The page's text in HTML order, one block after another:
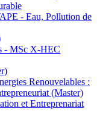
- Eau, Pollution de
- MSc X-HEC
Renouvelables :
(Master)
et Entreprenariat